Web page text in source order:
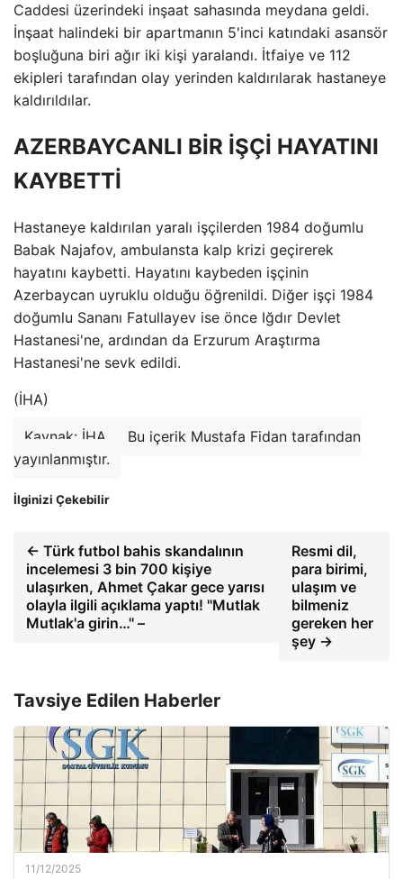
Caddesi üzerindeki inşaat sahasında meydana geldi.
İnşaat halindeki bir apartmanın 5'inci katındaki asansör
boşluğuna biri ağır iki kişi yaralandı. İtfaiye ve 112
ekipleri tarafından olay yerinden kaldırılarak hastaneye
kaldırıldılar.
AZERBAYCANLI BİR İŞÇİ HAYATINI
KAYBETTİ
Hastaneye kaldırılan yaralı işçilerden 1984 doğumlu
Babak Najafov, ambulansta kalp krizi geçirerek
hayatını kaybetti. Hayatını kaybeden işçinin
Azerbaycan uyruklu olduğu öğrenildi. Diğer işçi 1984
doğumlu Sananı Fatullayev ise önce Iğdır Devlet
Hastanesi'ne, ardından da Erzurum Araştırma
Hastanesi'ne sevk edildi.
(İHA)
Kaynak: İHA
Bu içerik Mustafa Fidan tarafından
yayınlanmıştır.
İlginizi Çekebilir
← Türk futbol bahis skandalının
incelemesi 3 bin 700 kişiye
ulaşırken, Ahmet Çakar gece yarısı
olayla ilgili açıklama yaptı! ''Mutlak
Mutlak'a girin…'' –
Resmi dil,
para birimi,
ulaşım ve
bilmeniz
gereken her
şey →
Tavsiye Edilen Haberler
11/12/2025